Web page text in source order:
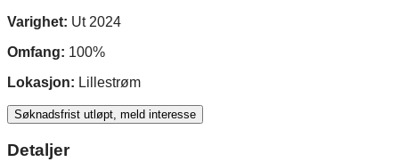
Varighet: Ut 2024
Omfang: 100%
Lokasjon: Lillestrøm
Søknadsfrist utløpt, meld interesse
Detaljer